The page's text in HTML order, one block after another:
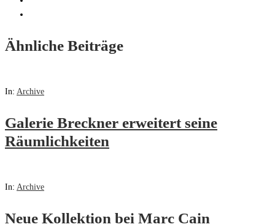
Ähnliche Beiträge
In: Archive
Galerie Breckner erweitert seine
Räumlichkeiten
In: Archive
Neue Kollektion bei Marc Cain